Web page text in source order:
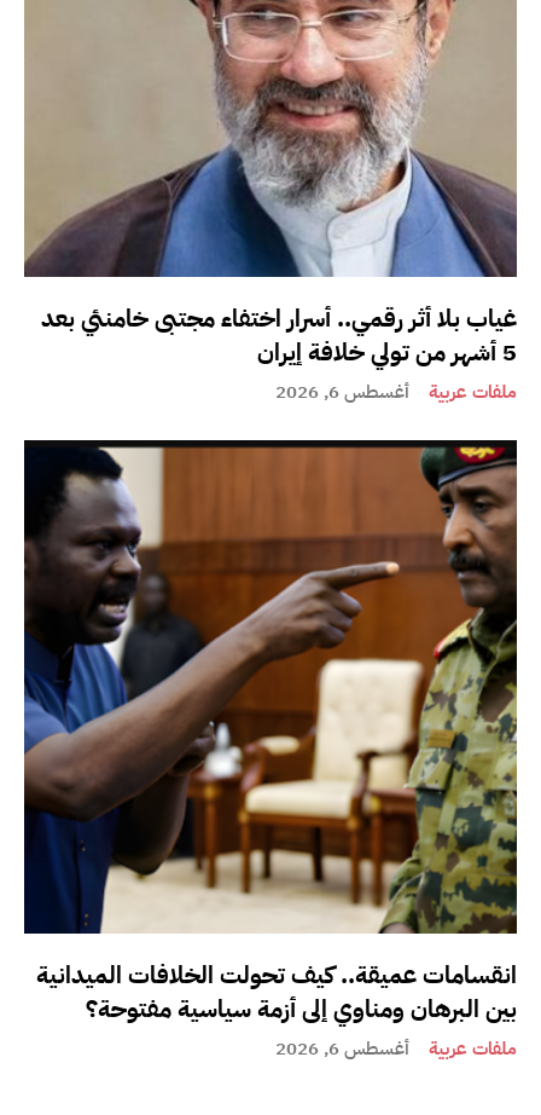
غياب بلا أثر رقمي.. أسرار اختفاء مجتبى خامنئي بعد
5 أشهر من تولي خلافة إيران
ملفات عربية أغسطس 6, 2026
انقسامات عميقة.. كيف تحولت الخلافات الميدانية
بين البرهان ومناوي إلى أزمة سياسية مفتوحة؟
ملفات عربية أغسطس 6, 2026